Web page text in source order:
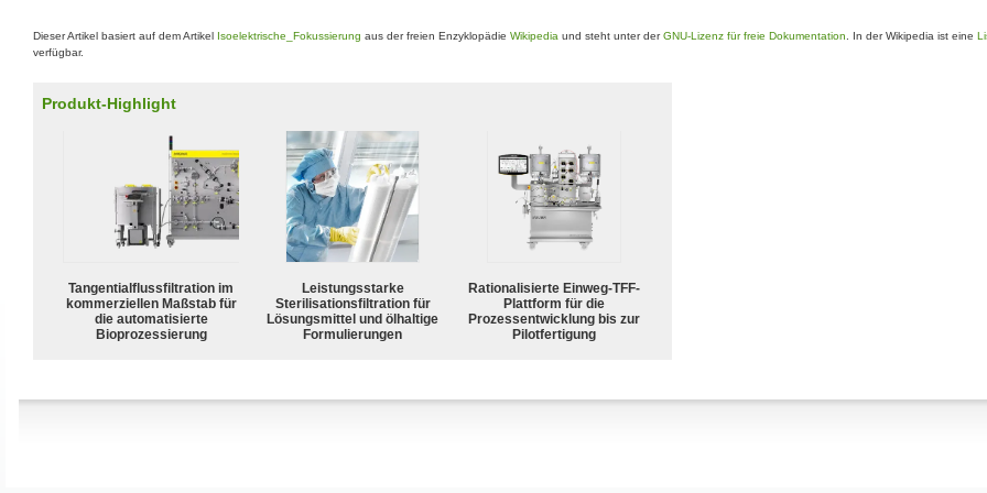
Dieser Artikel basiert auf dem Artikel Isoelektrische_Fokussierung aus der freien Enzyklopädie Wikipedia und steht unter derGNU-Lizenz für freie Dokumentation . In der Wikipedia ist eine
verfügbar.
Produkt-Highlight
Tangentialflussfiltration im
kommerziellen Maßstab für
die automatisierte
Bioprozessierung
Leistungsstarke
Sterilisationsfiltration für
Lösungsmittel und ölhaltige
Formulierungen
Rationalisierte Einweg-TFF-
Plattform für die
Prozessentwicklung bis zur
Pilotfertigung